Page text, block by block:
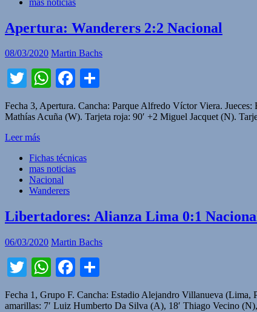
Apertura: Wanderers 2:2 Nacional
08/03/2020 Martin Bachs
TwitterWhatsApp
Facebook
Fecha 3, Apertura. Cancha: Parque Alfredo Víctor Viera.
Mathías Acuña (W). Tarjeta roja: 90′ +2 Miguel Jacquet (N).
Leer más
Fichas técnicas
mas noticias
Nacional
Wanderers
Libertadores: Alianza Lima 0:1
06/03/2020 Martin Bachs
TwitterWhatsApp
Facebook
Fecha 1, Grupo F. Cancha: Estadio Alejandro Villanueva
amarillas: 7′ Luiz Humberto Da Silva (A), 18′ Thiago Vecino